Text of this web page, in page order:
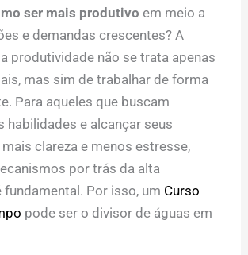
ser mais produtivo em meio a
e demandas crescentes? A
produtividade não se trata apenas
mas sim de trabalhar de forma
Para aqueles que buscam
habilidades e alcançar seus
clareza e menos estresse,
por trás da alta
Por isso, um Curso
pode ser o divisor de águas em